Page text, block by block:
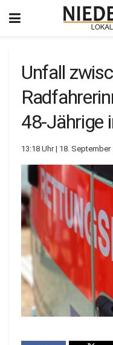
Unfall
48-Jährige
13:18 Uhr | 18. September